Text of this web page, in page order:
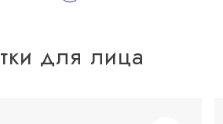
для лица